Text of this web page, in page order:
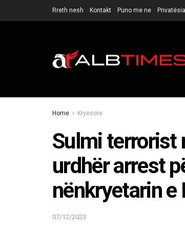
Rreth nesh Kontakt Puno me ne Privatësia
Home Kryesore
Sulmi terrorist
urdhër arrest
nënkryetarin e
07/12/2023